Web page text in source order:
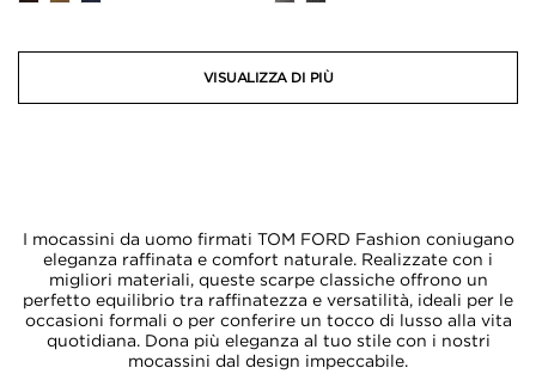
VISUALIZZA DI PIÙ
I mocassini da uomo firmati TOM FORD Fashion coniugano
eleganza raffinata e comfort naturale. Realizzate con i
migliori materiali, queste scarpe classiche offrono un
perfetto equilibrio tra raffinatezza e versatilità, ideali per le
occasioni formali o per conferire un tocco di lusso alla vita
quotidiana. Dona più eleganza al tuo stile con i nostri
mocassini dal design impeccabile.